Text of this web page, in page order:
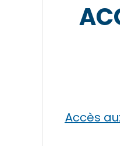
Accès